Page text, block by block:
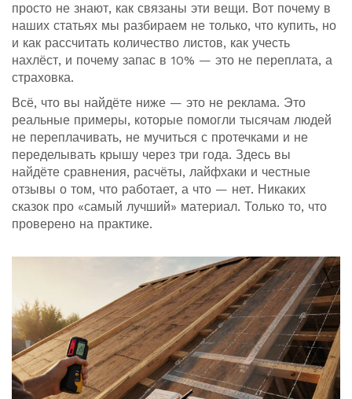
просто не знают, как связаны эти вещи. Вот почему в
наших статьях мы разбираем не только, что купить, но
и как рассчитать количество листов, как учесть
нахлёст, и почему запас в 10% — это не переплата, а
страховка.
Всё, что вы найдёте ниже — это не реклама. Это
реальные примеры, которые помогли тысячам людей
не переплачивать, не мучиться с протечками и не
переделывать крышу через три года. Здесь вы
найдёте сравнения, расчёты, лайфхаки и честные
отзывы о том, что работает, а что — нет. Никаких
сказок про «самый лучший» материал. Только то, что
проверено на практике.